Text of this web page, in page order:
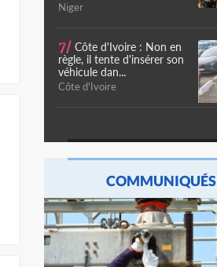
Niger
7/ Côte d'Ivoire : Non en
règle, il tente d'insérer son
véhicule dan...
Côte d'Ivoire
COMMUNIQUÉS